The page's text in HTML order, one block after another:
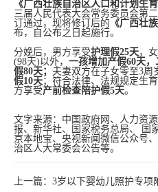
《广西壮族自治区人口和计划生育
三届人民代表大会常务委员会第
订通过，现将修订后的 《广西壮
布，自公布之日起施行。
分娩后，男方享受护理假25天，
(98天)以外， 一孩增加产假60天
假80天； 夫妻双方在子女零至3周
假10天；符合法律、法规规定生
方享受产前检查陪护假5天。
文字来源：中国政府网、人力资
报、新华社、国家税务总局、 国
京本地宝、央视新闻微信公众号
治区人大常委会公告等。
上一篇：3岁以下婴幼儿照护专